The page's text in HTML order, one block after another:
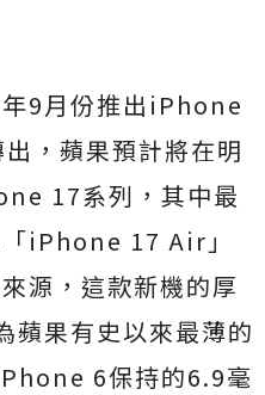
9月份推出iPhone
，蘋果預計將在明
17系列，其中最
iPhone 17 Air」
源，這款新機的厚
蘋果有史以來最薄的
6保持的6.9毫